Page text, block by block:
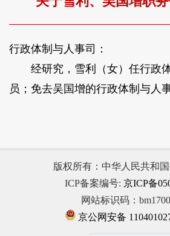
行政体制与人事司：
经研究，雪利（女）任行政
员；免去吴国增的行政体制与人
版权所有：中华人民共和
ICP备案编号: 京ICP备
网站标识码：
京公网安备